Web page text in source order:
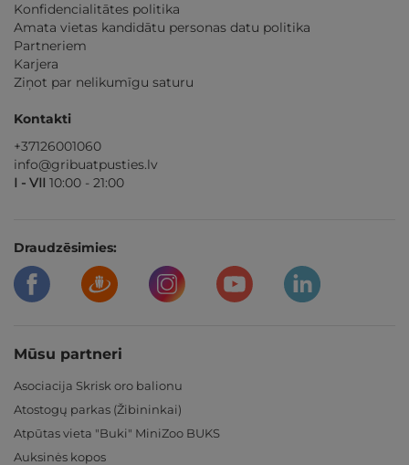
Konfidencialitātes politika
Amata vietas kandidātu personas datu politika
Partneriem
Karjera
Ziņot par nelikumīgu saturu
Kontakti
+37126001060
info@gribuatpusties.lv
I - VII 10:00 - 21:00
Draudzēsimies:
Mūsu partneri
Asociacija Skrisk oro balionu
Atostogų parkas (Žibininkai)
Atpūtas vieta "Buki" MiniZoo BUKS
Auksinės kopos